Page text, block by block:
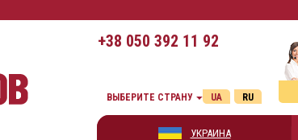
+38 050 392 11 92
ВЫБЕРИТЕ СТРАНУ RU
UA
УКРАИНА